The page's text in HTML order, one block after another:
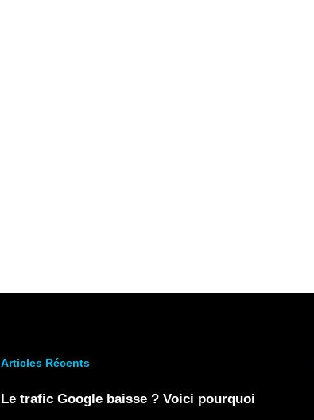
Articles Récents
Le trafic Google baisse ? Voici pourquoi